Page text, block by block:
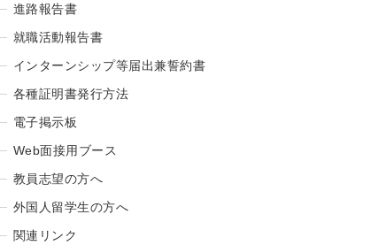
進路報告書
就職活動報告書
インターンシップ等届出兼誓約書
各種証明書発行方法
電子掲示板
Web面接用ブース
教員志望の方へ
外国人留学生の方へ
関連リンク